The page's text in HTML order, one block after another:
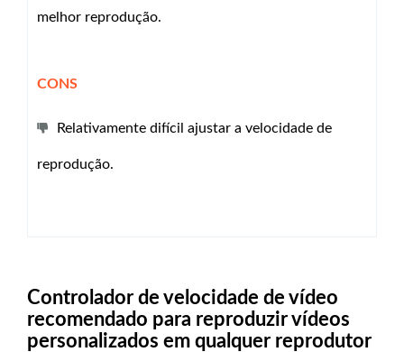
melhor reprodução.
CONS
Relativamente difícil ajustar a velocidade de
reprodução.
Controlador de velocidade de vídeo
recomendado para reproduzir vídeos
personalizados em qualquer reprodutor